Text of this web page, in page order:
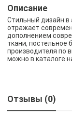
Описание
Стильный дизайн в
отражает
дополнением
ткани, постельное
производителя по
можно в каталоге
Отзывы (0)